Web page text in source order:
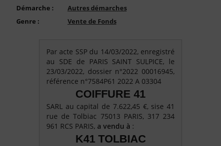
Démarche :
Autres démarches
Genre :
Vente de Fonds
Par acte SSP du 14/03/2022, enregistré
au SDE de PARIS SAINT SULPICE, le
23/03/2022, dossier n°2022 00016945,
référence n°7584P61 2022 A 03304
COIFFURE 41
SARL au capital de 7.622,45 €, sise 41
rue de Tolbiac 75013 PARIS, 317 234
961 RCS PARIS, a vendu à :
K41 TOLBIAC